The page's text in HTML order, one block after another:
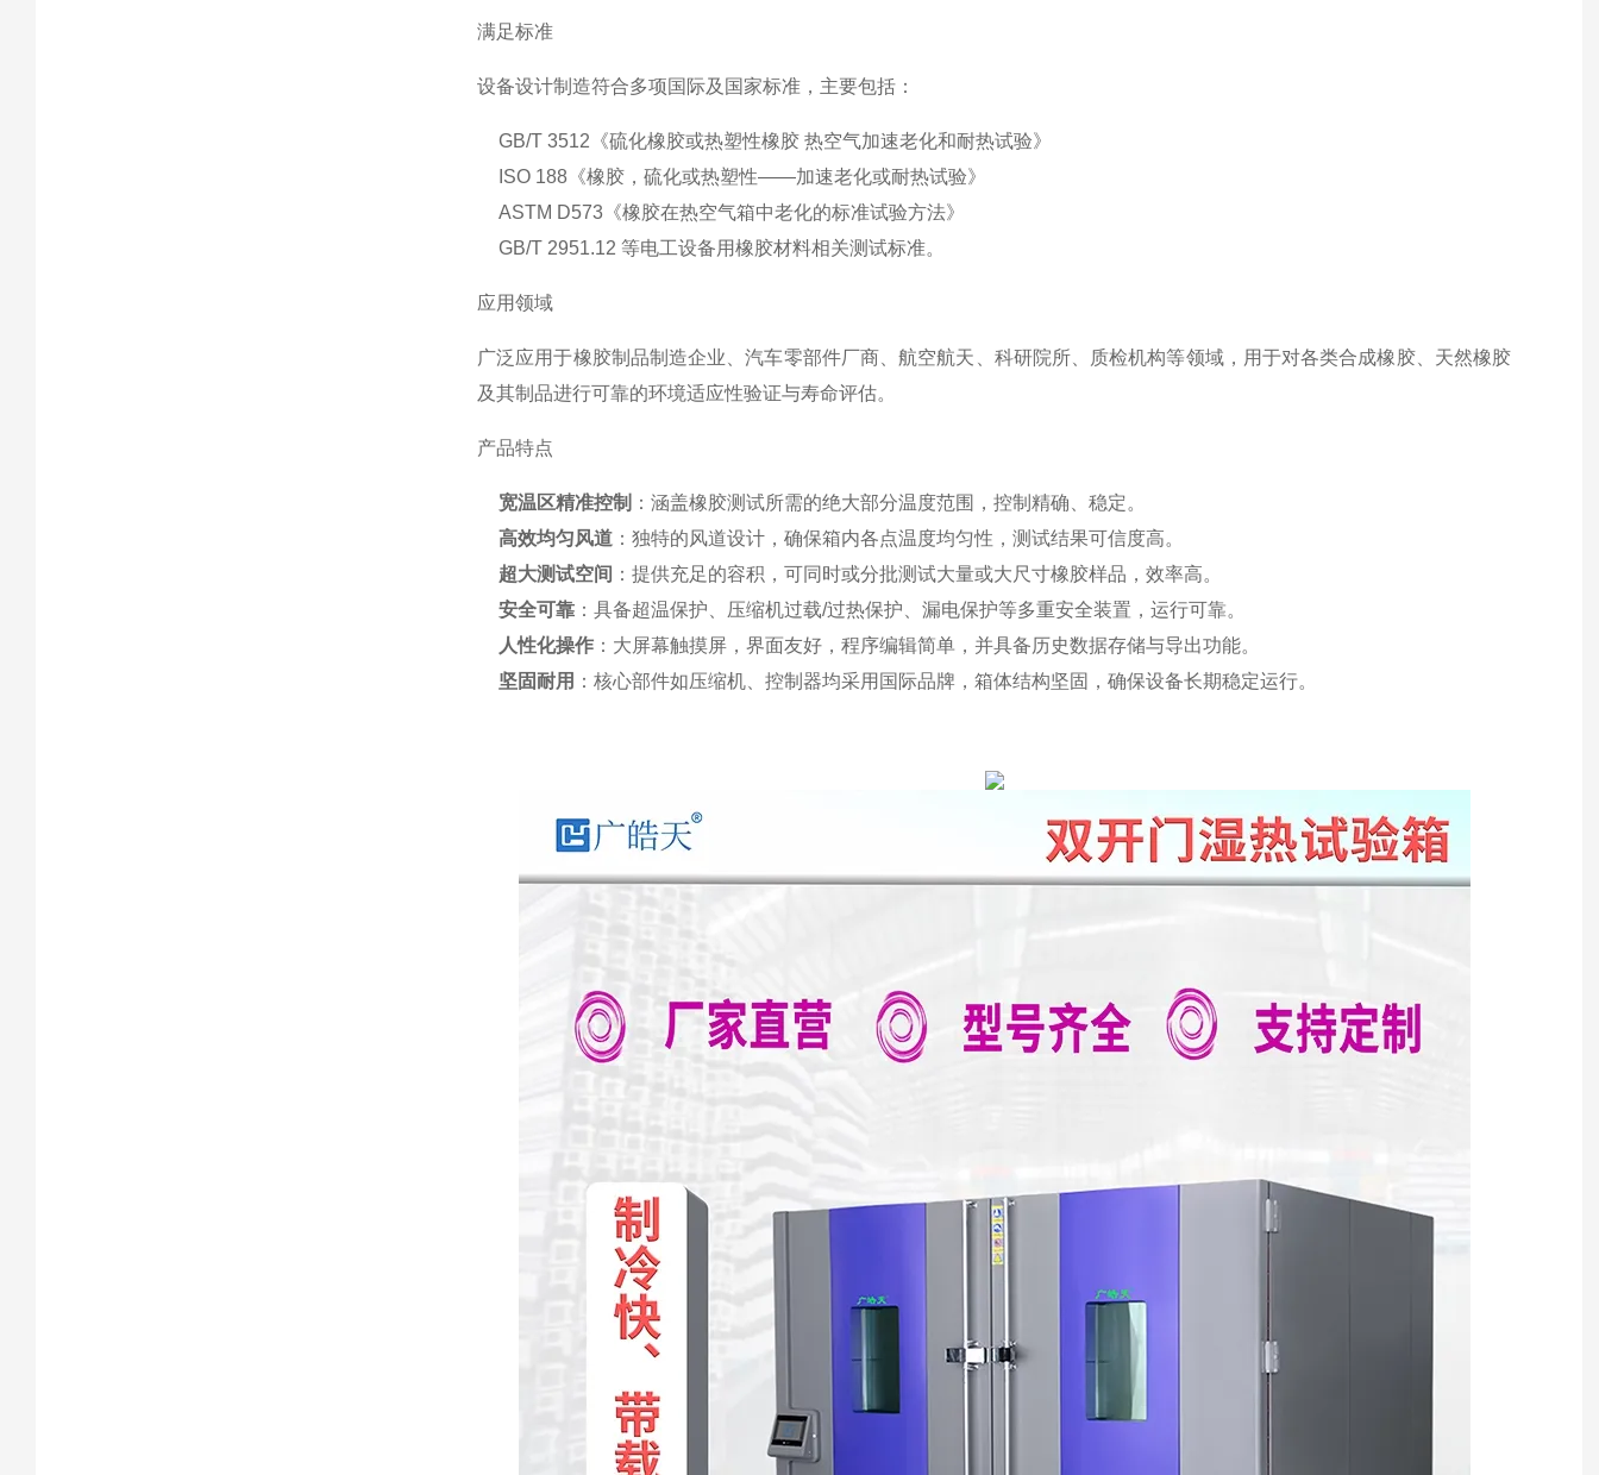
满足标准
设备设计制造符合多项国际及国家标准，主要包括：
GB/T 3512《硫化橡胶或热塑性橡胶 热空气加速老化和耐热试验》
ISO 188《橡胶，硫化或热塑性——加速老化或耐热试验》
ASTM D573《橡胶在热空气箱中老化的标准试验方法》
GB/T 2951.12 等电工设备用橡胶材料相关测试标准。
应用领域
广泛应用于橡胶制品制造企业、汽车零部件厂商、航空航天、科研院所、质检机构等领域，用于对各类合成橡胶、天然橡胶
及其制品进行可靠的环境适应性验证与寿命评估。
产品特点
宽温区精准控制 ：涵盖橡胶测试所需的绝大部分温度范围，控制精确、稳定。
高效均匀风道 ：独特的风道设计，确保箱内各点温度均匀性，测试结果可信度高。
超大测试空间 ：提供充足的容积，可同时或分批测试大量或大尺寸橡胶样品，效率高。
安全可靠 ：具备超温保护、压缩机过载/过热保护、漏电保护等多重安全装置，运行可靠。
人性化操作 ：大屏幕触摸屏，界面友好，程序编辑简单，并具备历史数据存储与导出功能。
坚固耐用 ：核心部件如压缩机、控制器均采用国际品牌，箱体结构坚固，确保设备长期稳定运行。